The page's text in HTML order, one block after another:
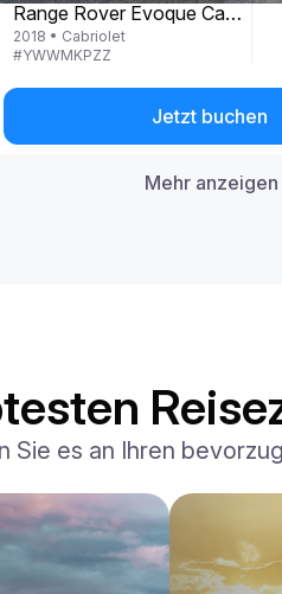
Range Rover Evoque Cabrio
2018 • Cabriolet
#YWWMKPZZ
Jetzt buchen
F8 Spider
2022
Cabriolet, Sport
Mehr anzeigen
Sie es an Ihren